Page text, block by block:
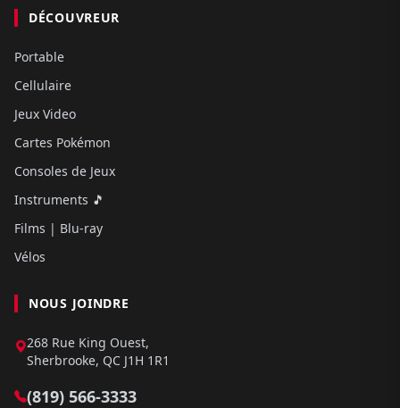
DÉCOUVREUR
Portable
Cellulaire
Jeux Video
Cartes Pokémon
Consoles de Jeux
Instruments 🎵
Films | Blu-ray
Vélos
NOUS JOINDRE
268 Rue King Ouest,
Sherbrooke, QC J1H 1R1
(819) 566-3333